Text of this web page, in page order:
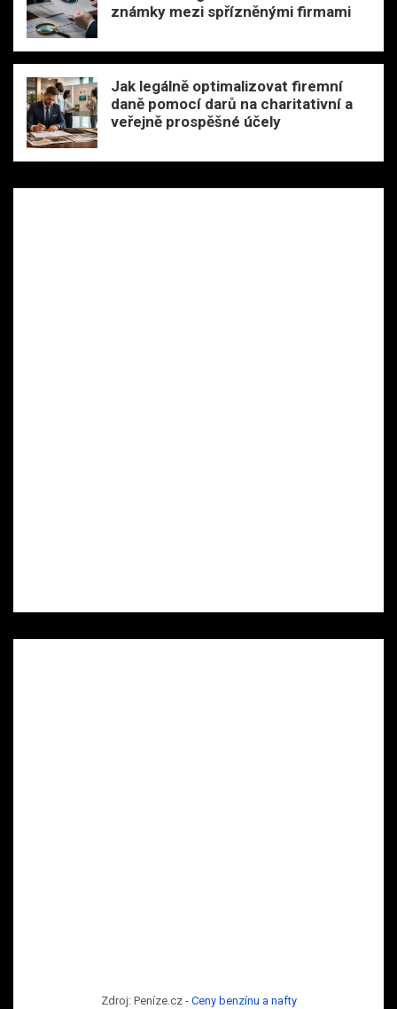
známky mezi spřízněnými firmami
Jak legálně optimalizovat firemní
daně pomocí darů na charitativní a
veřejně prospěšné účely
Zdroj: Peníze.cz - Ceny benzínu a nafty